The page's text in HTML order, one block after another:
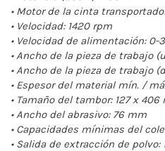
• Motor de la cinta
• Velocidad: 1420 rpm
• Velocidad de alimentación: 0-
• Ancho de la pieza de trabajo
• Ancho de la pieza de trabajo
• Espesor del material mín. /
• Tamaño del tambor: 127 x 406
• Ancho del abrasivo: 76 mm
• Capacidades mínimas del
• Salida de extracción de polvo: